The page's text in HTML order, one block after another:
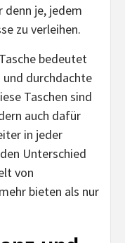
denn je, jedem
zu verleihen.
bedeutet
durchdachte
Taschen sind
auch dafür
in jeder
Unterschied
von
bieten als nur